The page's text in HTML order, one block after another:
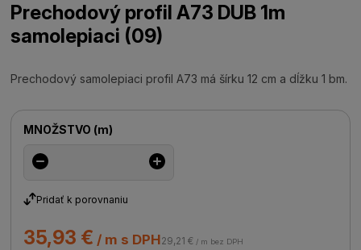
Prechodový profil A73 DUB 1m
samolepiaci (09)
Prechodový samolepiaci profil A73 má šírku 12 cm a dĺžku 1 bm.
MNOŽSTVO (m)
Pridať k porovnaniu
35,93 € / m s DPH29,21 € / m bez DPH